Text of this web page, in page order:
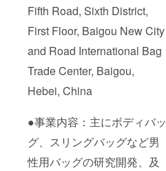
Fifth Road, Sixth District,
First Floor, Baigou New City
and Road International Bag
Trade Center, Baigou,
Hebei, China
●事業内容：主にボディバッ
グ、スリングバッグなど男
性用バッグの研究開発、及